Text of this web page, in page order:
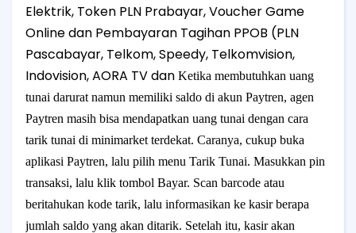
Elektrik, Token PLN Prabayar, Voucher Game
Online dan Pembayaran Tagihan PPOB (PLN
Pascabayar, Telkom, Speedy, Telkomvision,
Indovision, AORA TV dan Ketika membutuhkan uang
tunai darurat namun memiliki saldo di akun Paytren, agen
Paytren masih bisa mendapatkan uang tunai dengan cara
tarik tunai di minimarket terdekat. Caranya, cukup buka
aplikasi Paytren, lalu pilih menu Tarik Tunai. Masukkan pin
transaksi, lalu klik tombol Bayar. Scan barcode atau
beritahukan kode tarik, lalu informasikan ke kasir berapa
jumlah saldo yang akan ditarik. Setelah itu, kasir akan